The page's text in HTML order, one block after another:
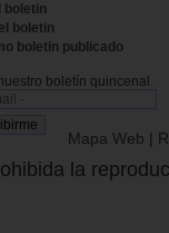
boletin
boletin
boletin publicado
boletín quincenal.
Mapa Web |
la